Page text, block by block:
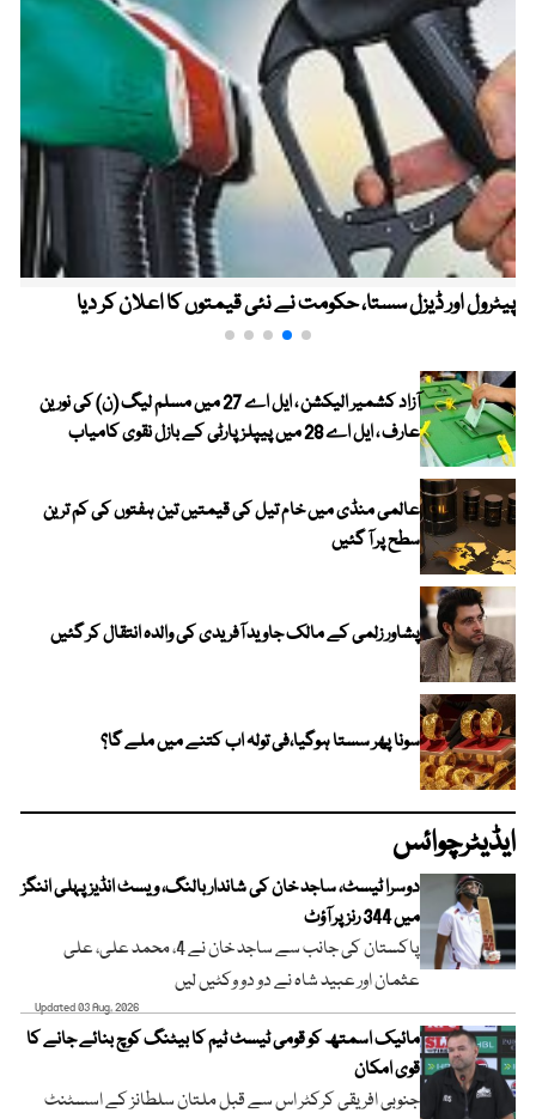
پیٹرول اور ڈیزل سستا، حکومت نے نئی قیمتوں کا اعلان کر دیا
آزاد کشمیر الیکشن ، ایل اے 27 میں مسلم لیگ (ن) کی نورین
عارف ، ایل اے 28 میں پیپلز پارٹی کے بازل نقوی کامیاب
عالمی منڈی میں خام تیل کی قیمتیں تین ہفتوں کی کم ترین
سطح پر آ گئیں
پشاور زلمی کے مالک جاوید آفریدی کی والدہ انتقال کر گئیں
سونا پھر سستا ہوگیا،فی تولہ اب کتنے میں ملے گا؟
ایڈیٹرچوائس
دوسرا ٹیسٹ، ساجد خان کی شاندار بالنگ، ویسٹ انڈیز پہلی اننگز
میں 344 رنز پر آؤٹ
پاکستان کی جانب سے ساجد خان نے 4، محمد علی، علی
عثمان اور عبید شاہ نے دو دو وکٹیں لیں
Updated 03 Aug, 2026
مائیک اسمتھ کو قومی ٹیسٹ ٹیم کا بیٹنگ کوچ بنائے جانے کا
قوی امکان
جنوبی افریقی کرکٹر اس سے قبل ملتان سلطانز کے اسسٹنٹ